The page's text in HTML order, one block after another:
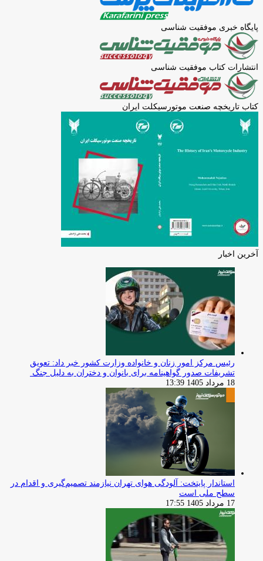
پایگاه خبری موفقیت شناسی
انتشارات کتاب موفقیت شناسی
کتاب تاریخچه صنعت موتورسیکلت ایران
آخرین اخبار
رئیس مرکز امور زنان و خانواده وزارت کشور خبر داد: تعویق
تشریفات صدور گواهینامه برای بانوان و دختران به دلیل جنگ
18 مرداد 1405 13:39
استاندار پایتخت: آلودگی هوای تهران نیازمند تصمیم‌گیری و اقدام در
سطح ملی است
17 مرداد 1405 17:55